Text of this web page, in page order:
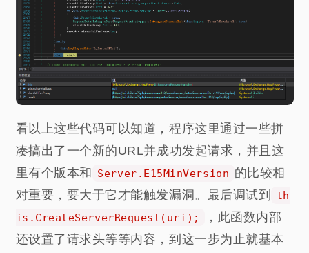
看以上这些代码可以知道，程序这里通过一些拼
凑搞出了一个新的URL并成功发起请求，并且这
里有个版本和 Server.E15MinVersion 的比较相
对重要，要大于它才能触发漏洞。最后调试到
th
is.CreateServerRequest(uri);
，此函数内部
还设置了请求头等等内容，到这一步为止就基本